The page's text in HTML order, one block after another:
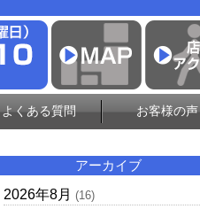
よくある質問 お客様の声
アーカイブ
2026年8月 (16)